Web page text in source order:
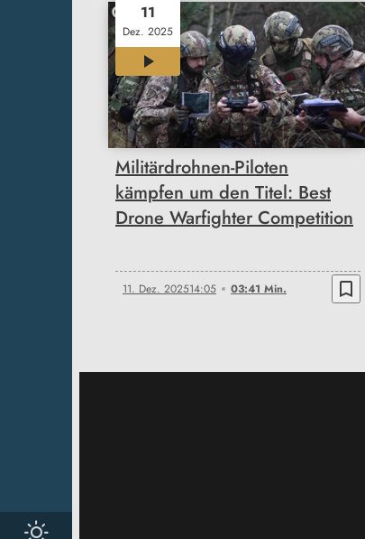
11
Dez. 2025
03:41
Militärdrohnen-Piloten
kämpfen um den Titel: Best
Drone Warfighter Competition
11. Dez. 202514:05 03:41 Min. bookmark_border